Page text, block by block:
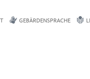
GEBÄRDENSPRACHE